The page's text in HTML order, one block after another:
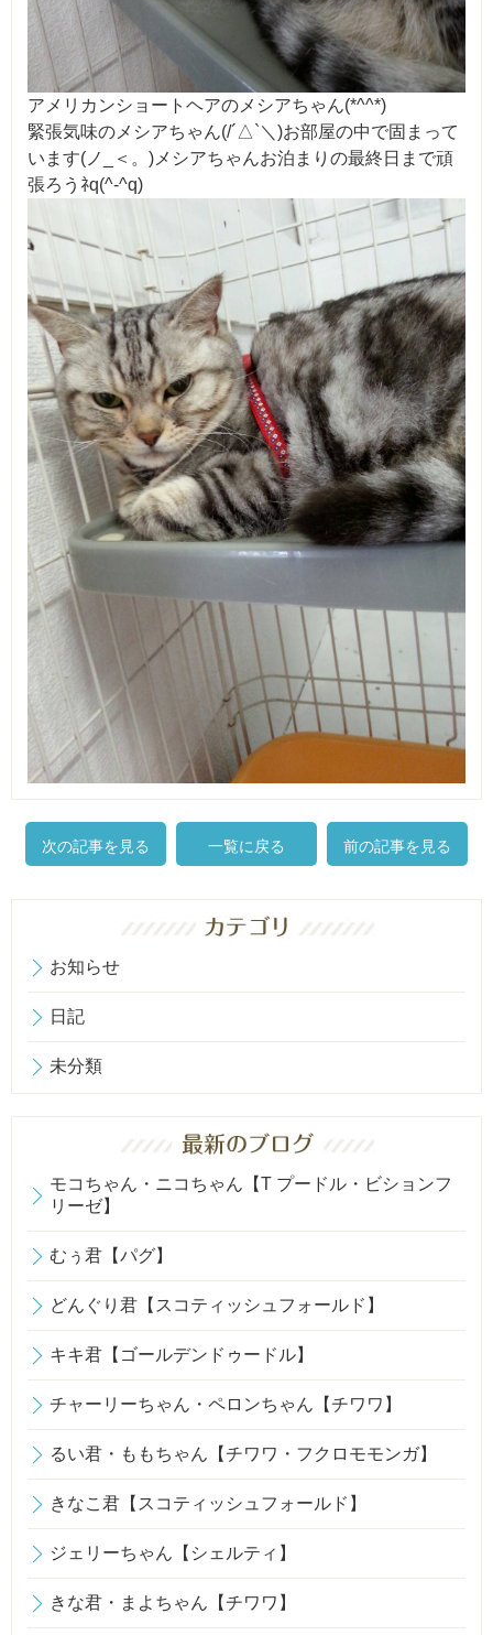
アメリカンショートヘアのメシアちゃん(*^^*)
緊張気味のメシアちゃん(/´△`＼)お部屋の中で固まって
います(ノ_＜。)メシアちゃんお泊まりの最終日まで頑
張ろうﾈq(^-^q)
次の記事を見る 一覧に戻る 前の記事を見る
お知らせ
日記
未分類
モコちゃん・ニコちゃん【T プードル・ビションフ
リーゼ】
むぅ君【パグ】
どんぐり君【スコティッシュフォールド】
キキ君【ゴールデンドゥードル】
チャーリーちゃん・ペロンちゃん【チワワ】
るい君・ももちゃん【チワワ・フクロモモンガ】
きなこ君【スコティッシュフォールド】
ジェリーちゃん【シェルティ】
きな君・まよちゃん【チワワ】